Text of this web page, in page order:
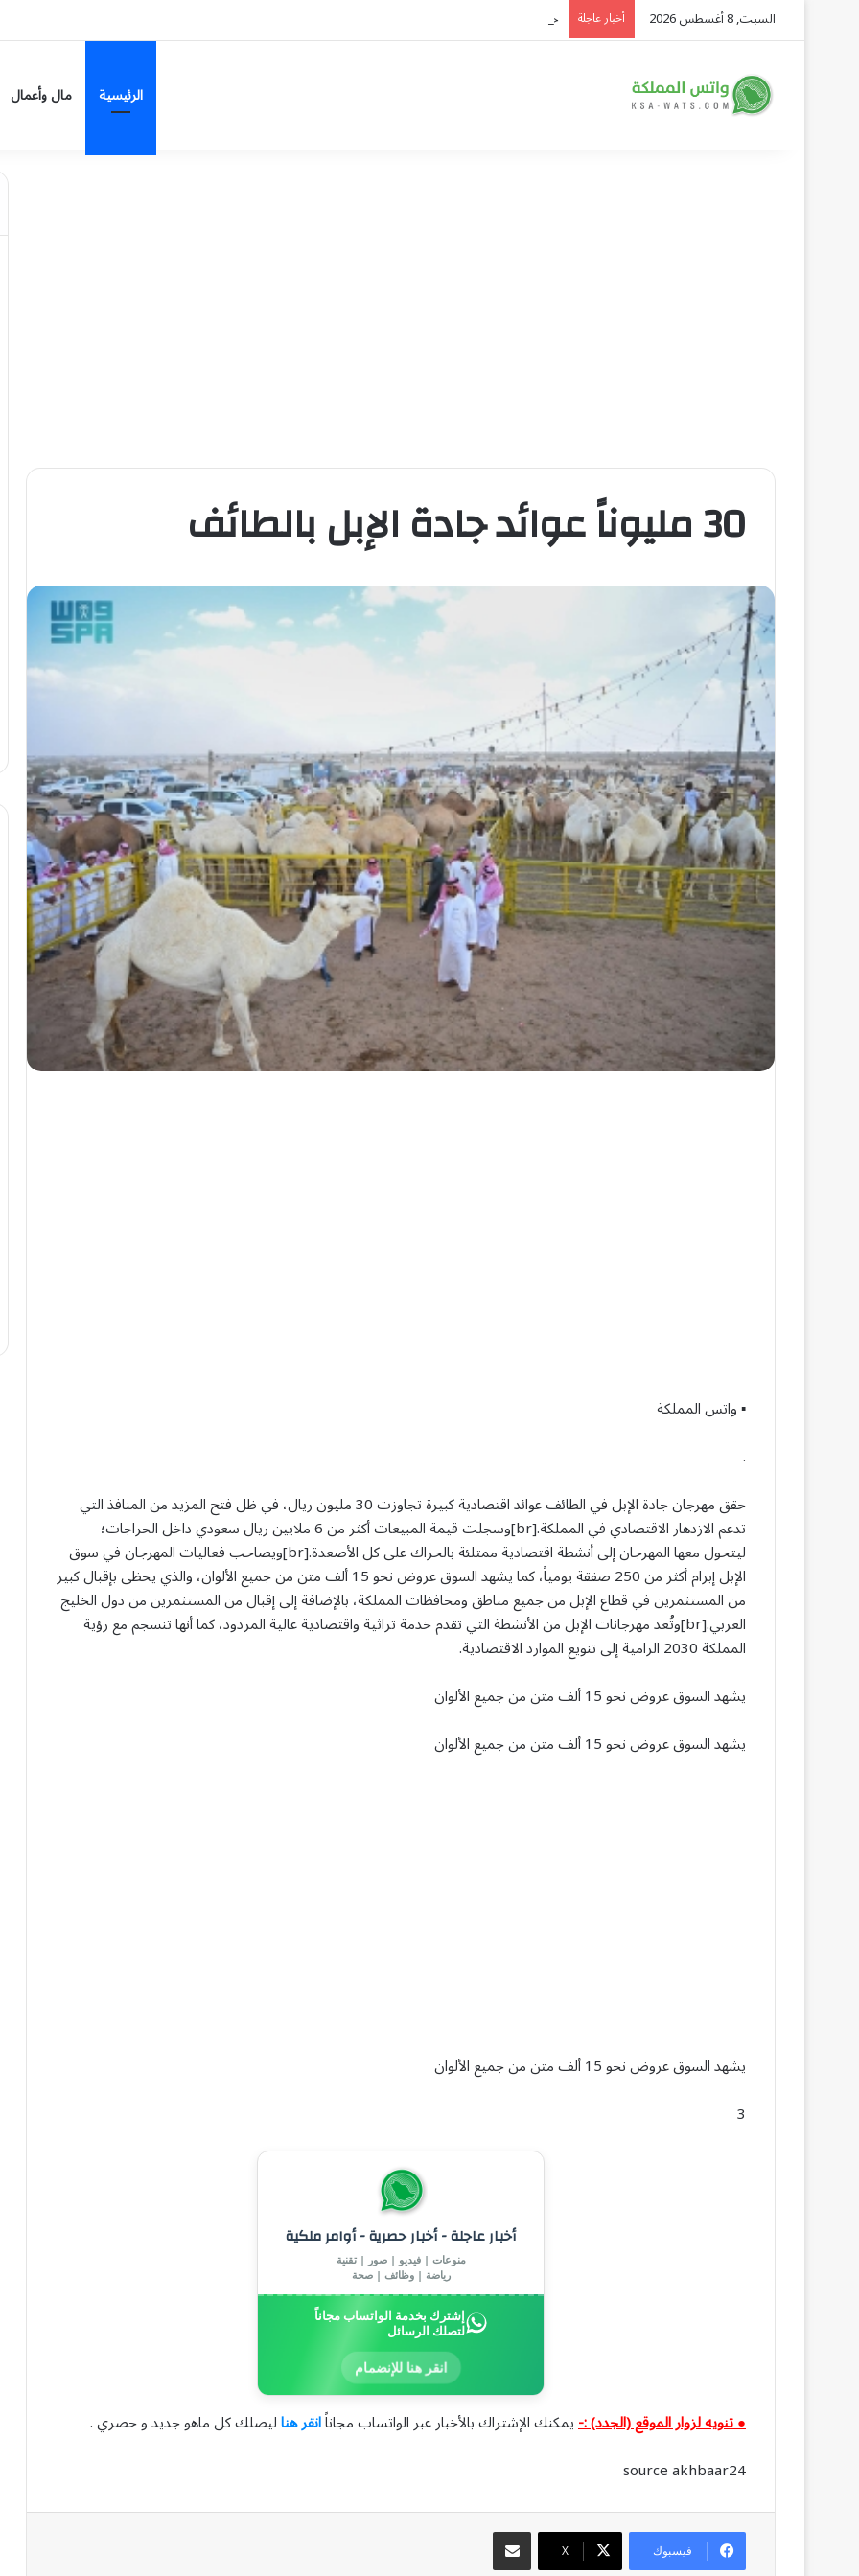
السبت, 8 أغسطس 2026 أخبار عاجلة حالة الطقس المتوقعة ليوم السبت
الرئيسية مال وأعمال
30 مليوناً عوائد جادة الإبل بالطائف
▪︎ واتس المملكة
.
حقق مهرجان جادة الإبل في الطائف عوائد اقتصادية كبيرة تجاوزت 30 مليون ريال، في ظل فتح المزيد من المنافذ التي
تدعم الازدهار الاقتصادي في المملكة.[br]وسجلت قيمة المبيعات أكثر من 6 ملايين ريال سعودي داخل الحراجات؛
ليتحول معها المهرجان إلى أنشطة اقتصادية ممتلئة بالحراك على كل الأصعدة.[br]ويصاحب فعاليات المهرجان في سوق
الإبل إبرام أكثر من 250 صفقة يومياً، كما يشهد السوق عروض نحو 15 ألف متن من جميع الألوان، والذي يحظى بإقبال كبير
من المستثمرين في قطاع الإبل من جميع مناطق ومحافظات المملكة، بالإضافة إلى إقبال من المستثمرين من دول الخليج
العربي.[br]وتُعد مهرجانات الإبل من الأنشطة التي تقدم خدمة تراثية واقتصادية عالية المردود، كما أنها تنسجم مع رؤية
المملكة 2030 الرامية إلى تنويع الموارد الاقتصادية.
يشهد السوق عروض نحو 15 ألف متن من جميع الألوان
يشهد السوق عروض نحو 15 ألف متن من جميع الألوان
يشهد السوق عروض نحو 15 ألف متن من جميع الألوان
3
أخبار عاجلة - أخبار حصرية - أوامر ملكية
منوعات | فيديو | صور | تقنية
رياضة | وظائف | صحة
إشترك بخدمة الواتساب مجاناً
لتصلك الرسائل
انقر هنا للإنضمام
● تنويه لزوار الموقع (الجدد) :-يمكنك الإشتراك بالأخبار عبر الواتساب مجاناًانقر هناليصلك كل ماهو جديد و حصري .
source akhbaar24
فيسبوك ‫X
مشاركة عبر البريد